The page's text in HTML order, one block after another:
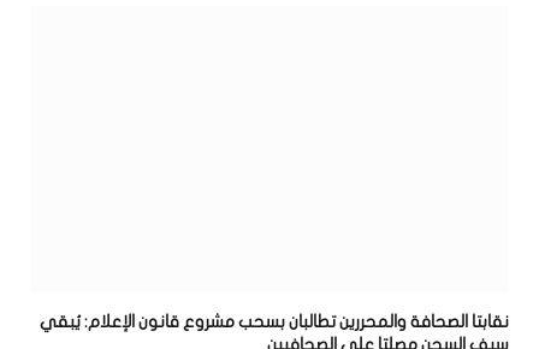
نقابتا الصحافة والمحررين تطالبان بسحب مشروع قانون الإعلام: يُبقي
سيف السجن مصلتا على الصحافيين